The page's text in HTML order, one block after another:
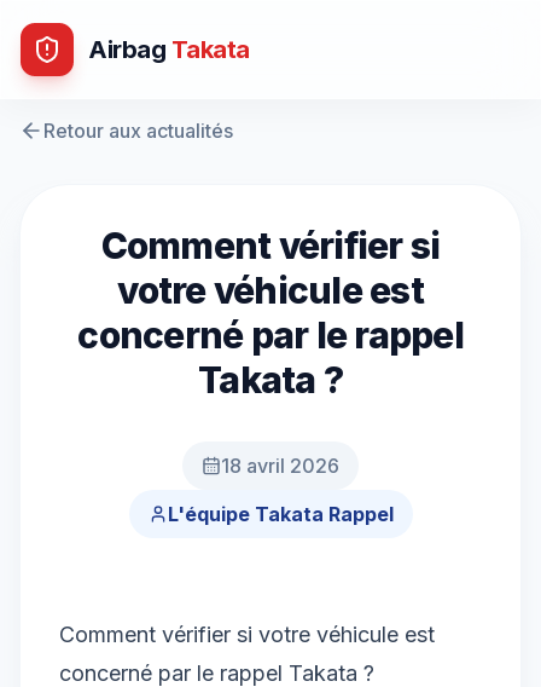
Airbag Takata
Retour aux actualités
Comment vérifier si
votre véhicule est
concerné par le rappel
Takata ?
18 avril 2026
L'équipe Takata Rappel
Comment vérifier si votre véhicule est
concerné par le rappel Takata ?